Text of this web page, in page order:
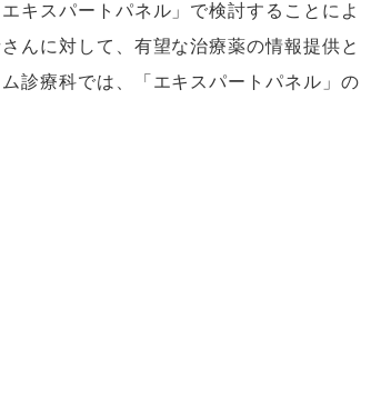
キスパートパネル」で検討することによ
んに対して、有望な治療薬の情報提供と
診療科では、「エキスパートパネル」の